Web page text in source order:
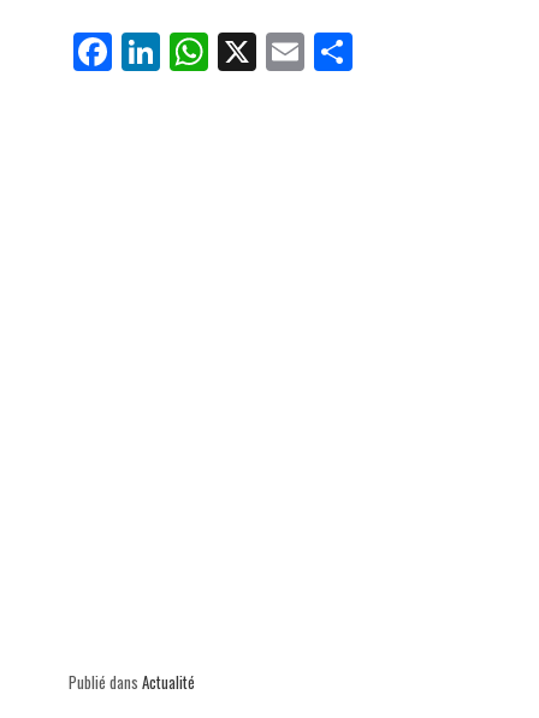
Fa
ce
Li
nk
W
ha
X E
m
Pa
Publié dans Actualité